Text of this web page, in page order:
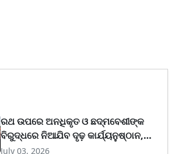
ରଥ ଉପରେ ଅନଧିକୃତ ଓ ଛଦ୍ମବେଶୀଙ୍କ
ବିରୁଦ୍ଧରେ ନିଆଯିବ ଦୃଢ଼ କାର୍ଯ୍ୟନୁଷ୍ଠାନ,
କେହି ବ୍ୟବହାର କରିପାରିବେନି ମୋବାଇଲ୍
July 03, 2026